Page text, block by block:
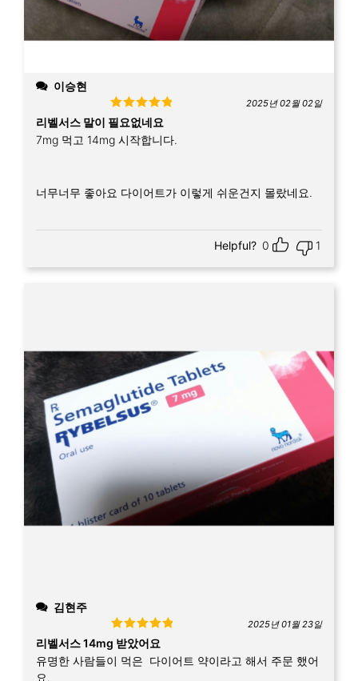
이승현
Rated 5out
of 5
2025년 02월 02일
리벨서스 말이 필요없네요
7mg 먹고 14mg 시작합니다.
너무너무 좋아요 다이어트가 이렇게 쉬운건지 몰랐네요.
Helpful? 0 1
김현주
Rated5 out
of 5
2025년 01월 23일
리벨서스 14mg 받았어요
유명한 사람들이 먹은 다이어트 약이라고 해서 주문 했어
요.